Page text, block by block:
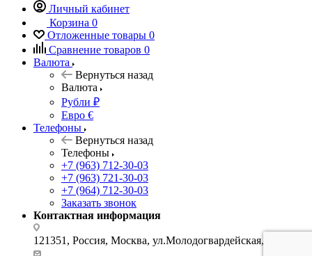
Личный кабинет
Корзина 0
Отложенные товары 0
Сравнение товаров 0
Валюта
Вернуться назад
Валюта
Рубли ₽
Евро €
Телефоны
Вернуться назад
Телефоны
+7 (963) 712-30-03
+7 (963) 721-30-03
+7 (964) 712-30-03
Заказать звонок
Контактная информация
121351, Россия, Москва, ул.Молодогвардейская, д.34